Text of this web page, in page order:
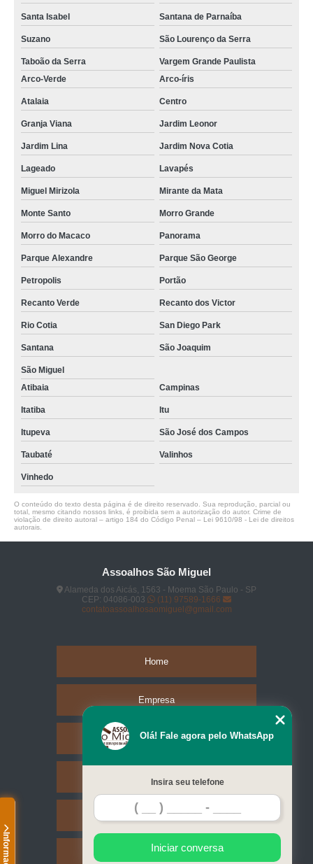
Santa Isabel Santana de Parnaíba
Suzano São Lourenço da Serra
Taboão da Serra
Vargem Grande Paulista
Arco-Verde
Arco-íris
Atalaia Centro
Granja Viana Jardim Leonor
Jardim Lina Jardim Nova Cotia
Lageado Lavapés
Miguel Mirizola Mirante da Mata
Monte Santo Morro Grande
Morro do Macaco Panorama
Parque Alexandre Parque São George
Petropolis Portão
Recanto Verde Recanto dos Victor
Rio Cotia San Diego Park
Santana São Joaquim
São Miguel
Atibaia
Campinas
Itatiba Itu
Itupeva São José dos Campos
Taubaté Valinhos
Vinhedo
O conteúdo do texto desta página é de direito reservado. Sua reprodução, parcial ou
total, mesmo citando nossos links, é proibida sem a autorização do autor. Crime de
violação de direito autoral – artigo 184 do Código Penal – Lei 9610/98 - Lei de direitos
autorais
Assoalhos São Miguel
Alameda dos Aicás, 1563 - Moema São Paulo - SP
CEP: 04086-003
(11) 97589-1666
contatoassoalhosaomiguel@gmail.com
Home
Empresa
Missão
Serviços
Contato
Mapa do site
Olá! Fale agora pelo WhatsApp
Insira seu telefone
Iniciar conversa